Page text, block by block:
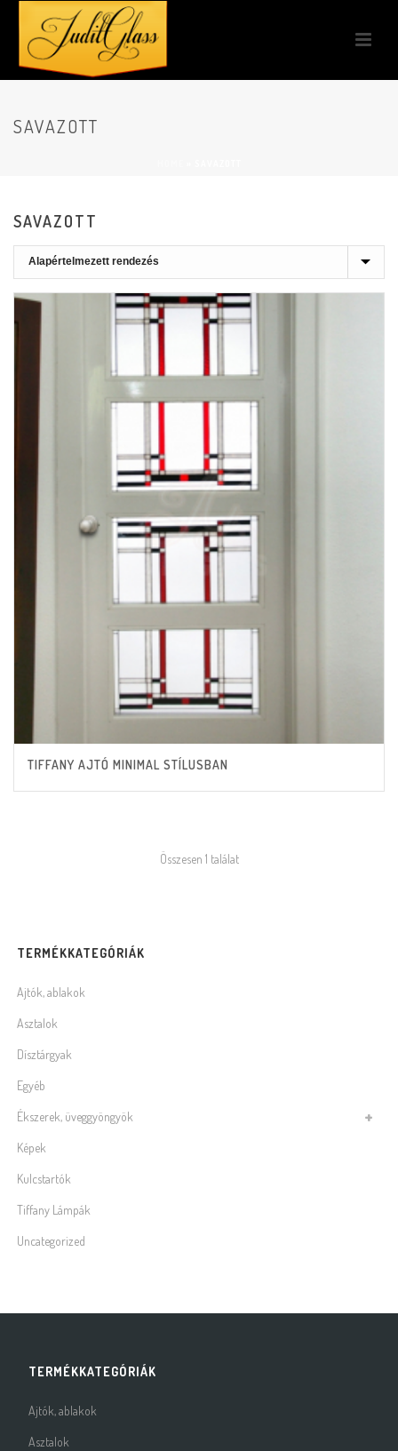
SAVAZOTT
SAVAZOTT
TIFFANY AJTÓ MINIMAL STÍLUSBAN
Összesen 1 találat
TERMÉKKATEGÓRIÁK
Ajtók, ablakok
Asztalok
Dísztárgyak
Egyéb
Ékszerek, üveggyöngyök
Képek
Kulcstartók
Tiffany Lámpák
Uncategorized
TERMÉKKATEGÓRIÁK
Ajtók, ablakok
Asztalok